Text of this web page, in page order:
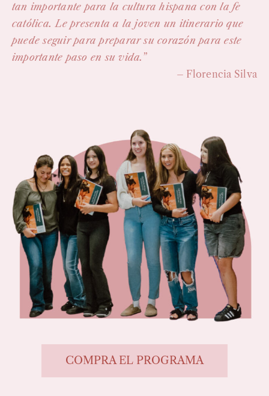
tan importante para la cultura hispana con la fe
católica. Le presenta a la joven un itinerario que
puede seguir para preparar su corazón para este
importante paso en su vida.”
– Florencia Silva
COMPRA EL PROGRAMA